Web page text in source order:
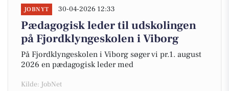
JOBNYT 30-04-2026 12:33
Pædagogisk leder til udskolingen
på Fjordklyngeskolen i Viborg
På Fjordklyngeskolen i Viborg søger vi pr.1. august
2026 en pædagogisk leder med
Kilde: JobNet